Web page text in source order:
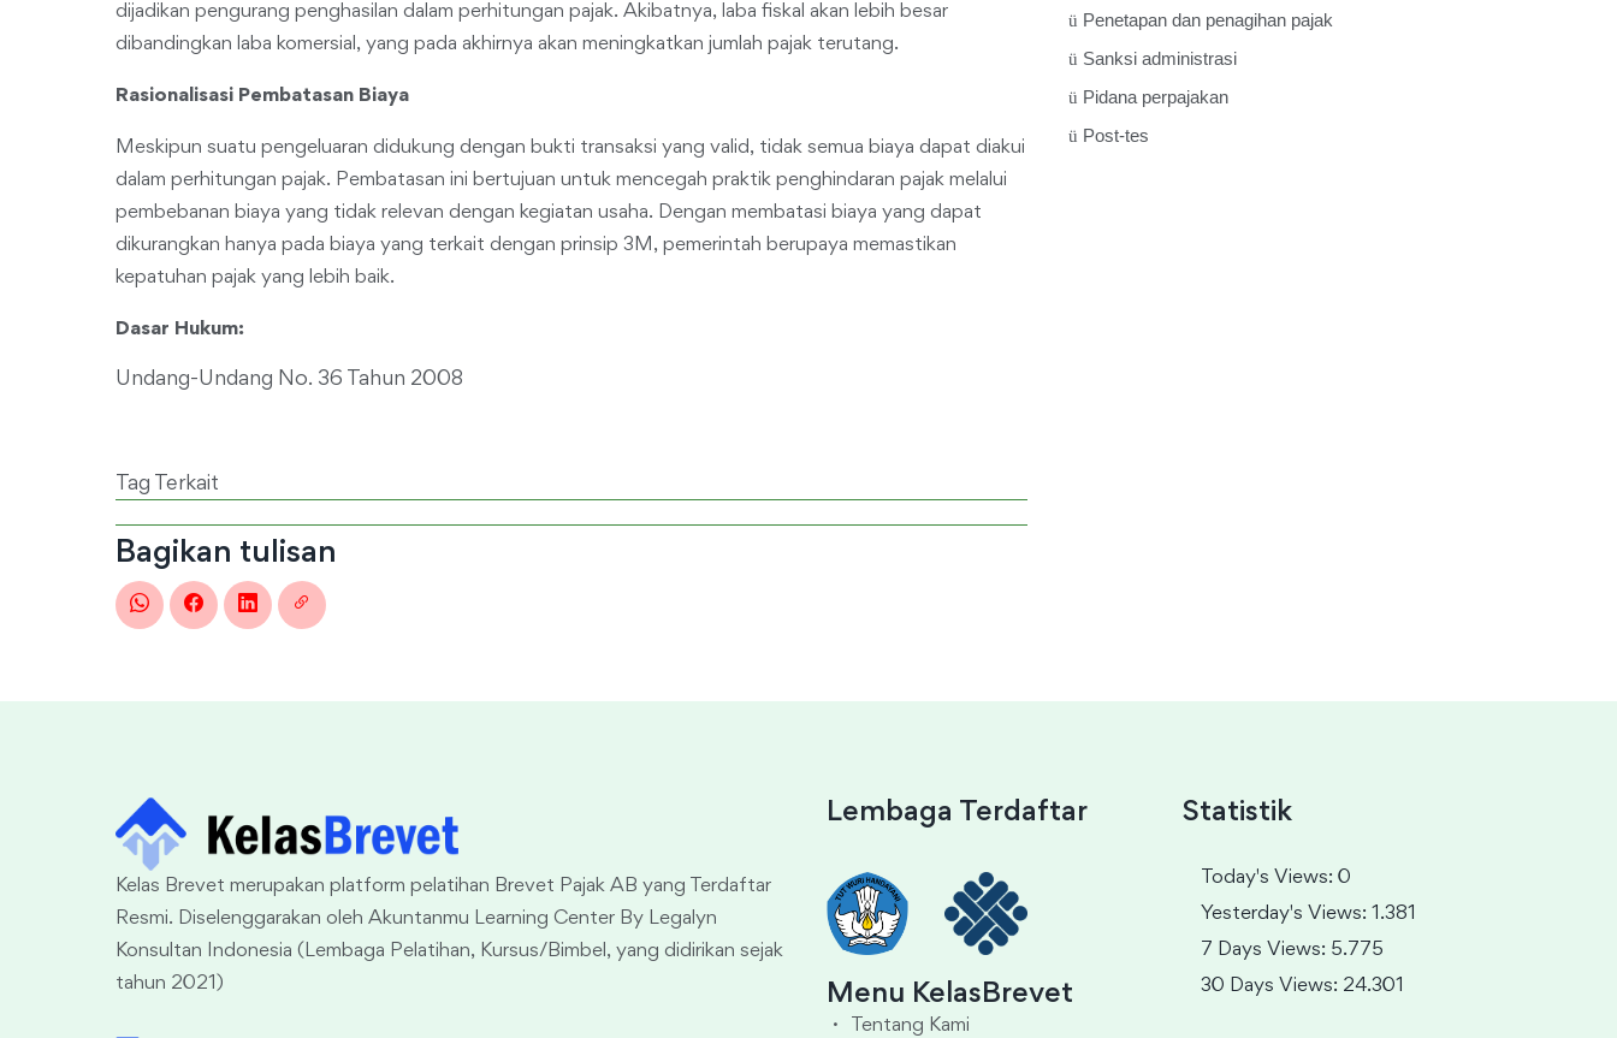
dijadikan pengurang penghasilan dalam perhitungan pajak. Akibatnya, laba fiskal akan lebih besar
dibandingkan laba komersial, yang pada akhirnya akan meningkatkan jumlah pajak terutang.
Rasionalisasi Pembatasan Biaya
Meskipun suatu pengeluaran didukung dengan bukti transaksi yang valid, tidak semua biaya dapat diakui
dalam perhitungan pajak. Pembatasan ini bertujuan untuk mencegah praktik penghindaran pajak melalui
pembebanan biaya yang tidak relevan dengan kegiatan usaha. Dengan membatasi biaya yang dapat
dikurangkan hanya pada biaya yang terkait dengan prinsip 3M, pemerintah berupaya memastikan
kepatuhan pajak yang lebih baik.
Dasar Hukum:
Undang-Undang No. 36 Tahun 2008
Tag Terkait
Bagikan tulisan
ü Penetapan dan penagihan pajak
ü Sanksi administrasi
ü Pidana perpajakan
ü Post-tes
Kelas Brevet merupakan platform pelatihan Brevet Pajak AB yang Terdaftar
Resmi. Diselenggarakan oleh Akuntanmu Learning Center By Legalyn
Konsultan Indonesia (Lembaga Pelatihan, Kursus/Bimbel, yang didirikan sejak
tahun 2021)
Lembaga Terdaftar
Menu KelasBrevet
Tentang Kami
Statistik
Today's Views: 0
Yesterday's Views: 1.381
7 Days Views: 5.775
30 Days Views: 24.301